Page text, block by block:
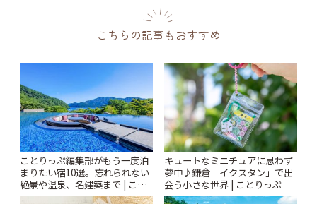
こちらの記事もおすすめ
ことりっぷ編集部がもう一度泊
まりたい宿10選。忘れられない
絶景や温泉、名建築まで | こと
りっぷ
キュートなミニチュアに思わず
夢中♪鎌倉「イクスタン」で出
会う小さな世界 | ことりっぷ